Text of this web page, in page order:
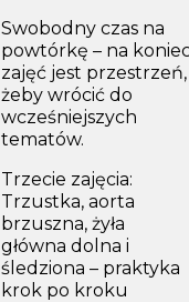
Swobodny czas na
powtórkę – na
zajęć jest przestrzeń,
żeby wrócić do
wcześniejszych
tematów.
Trzecie zajęcia:
Trzustka, aorta
brzuszna, żyła
główna dolna i
śledziona – praktyka
krok po kroku